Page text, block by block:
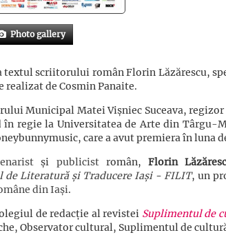
Photo gallery
textul scriitorului român Florin Lăzărescu,
realizat de Cosmin Panaite.
Municipal Matei Vișniec Suceava,
în regie la Universitatea de Arte din Târgu-
care a avut premiera în luna
și publicistromân,Florin
de Literatură și Traducere Iași - FILIT, un
din Iași.
de redacție al revistei Suplimentul de
Observator cultural, Suplimentul de